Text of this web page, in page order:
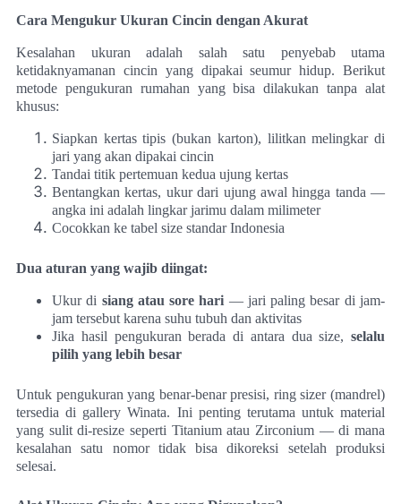
Cara Mengukur Ukuran Cincin dengan Akurat
Kesalahan ukuran adalah salah satu penyebab utama
ketidaknyamanan cincin yang dipakai seumur hidup. Berikut
metode pengukuran rumahan yang bisa dilakukan tanpa alat
khusus:
Siapkan kertas tipis (bukan karton), lilitkan melingkar di
jari yang akan dipakai cincin
Tandai titik pertemuan kedua ujung kertas
Bentangkan kertas, ukur dari ujung awal hingga tanda —
angka ini adalah lingkar jarimu dalam milimeter
Cocokkan ke tabel size standar Indonesia
Dua aturan yang wajib diingat:
Ukur di siang atau sore hari — jari paling besar di jam-
jam tersebut karena suhu tubuh dan aktivitas
Jika hasil pengukuran berada di antara dua size, selalu
pilih yang lebih besar
Untuk pengukuran yang benar-benar presisi, ring sizer (mandrel)
tersedia di gallery Winata. Ini penting terutama untuk material
yang sulit di-resize seperti Titanium atau Zirconium — di mana
kesalahan satu nomor tidak bisa dikoreksi setelah produksi
selesai.